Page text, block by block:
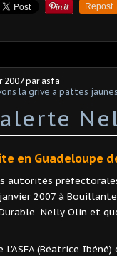
Repost
2007par asfa
la grive a pattes jaunes
alerte
en Guadeloupe
autorités
2007 à
Nelly Olin et
L'ASFA (Béatrice